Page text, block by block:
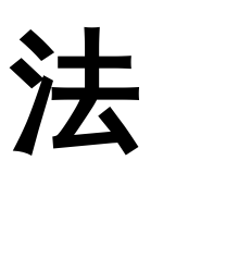
法